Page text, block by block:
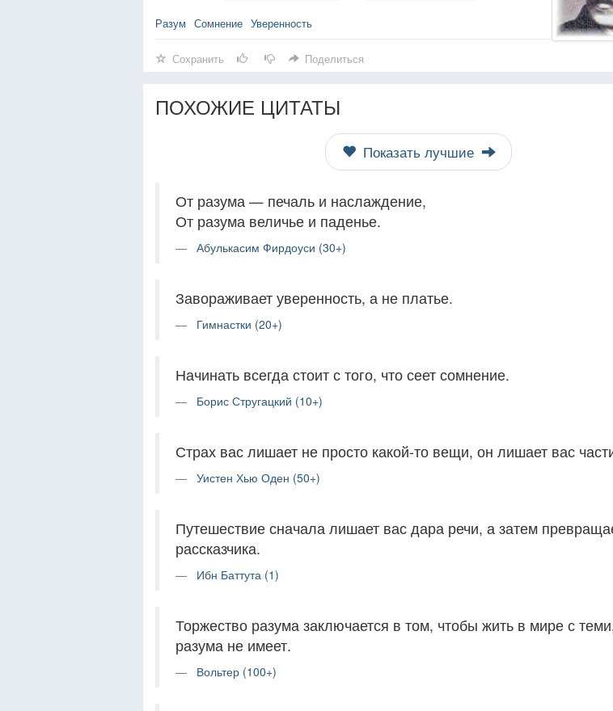
Разум Сомнение Уверенность
Сохранить Поделиться
ПОХОЖИЕ ЦИТАТЫ
Показать лучшие
От разума — печаль и наслаждение,
От разума величье и паденье.
Абулькасим Фирдоуси (30+)
Завораживает уверенность, а не платье.
Гимнастки (20+)
Начинать всегда стоит с того, что сеет сомнение.
Борис Стругацкий (10+)
Страх вас лишает не просто какой-то вещи, он лишает вас
Уистен Хью Оден (50+)
Путешествие сначала лишает вас дара речи, а затем
рассказчика.
Ибн Баттута (1)
Торжество разума заключается в том, чтобы жить в мире с
разума не имеет.
Вольтер (100+)